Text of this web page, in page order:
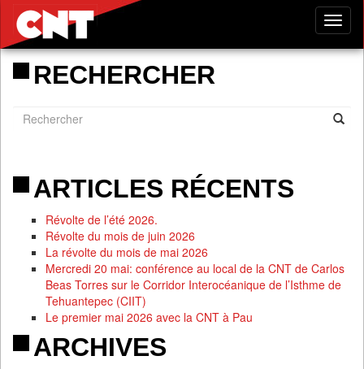
RECHERCHER
ARTICLES RÉCENTS
Révolte de l’été 2026.
Révolte du mois de juin 2026
La révolte du mois de mai 2026
Mercredi 20 mai: conférence au local de la CNT de Carlos
Beas Torres sur le Corridor Interocéanique de l’Isthme de
Tehuantepec (CIIT)
Le premier mai 2026 avec la CNT à Pau
ARCHIVES